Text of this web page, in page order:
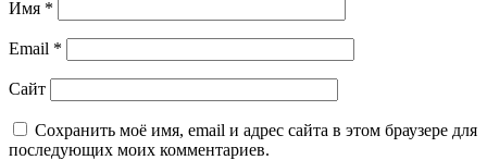
Имя *
Email *
Сайт
Сохранить моё имя, email и адрес сайта в этом браузере для
последующих моих комментариев.